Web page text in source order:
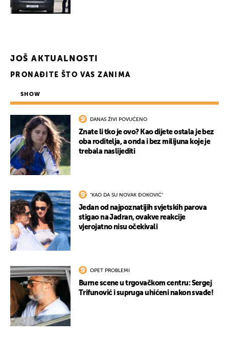
JOŠ AKTUALNOSTI
PRONAĐITE ŠTO VAS ZANIMA
SHOW
DANAS ŽIVI POVUČENO
Znate li tko je ovo? Kao dijete ostala je bez
oba roditelja, a onda i bez milijuna koje je
trebala naslijediti
"KAO DA SU NOVAK ĐOKOVIĆ"
Jedan od najpoznatijih svjetskih parova
stigao na Jadran, ovakve reakcije
vjerojatno nisu očekivali
OPET PROBLEMI
Burne scene u trgovačkom centru: Sergej
Trifunović i supruga uhićeni nakon svađe!